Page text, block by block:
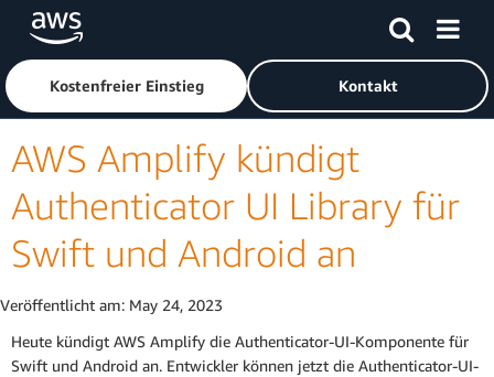
Überspringen zum Hauptinhalt
Klicken Sie hier, um zur Homepage von Amazon Web
Kostenfreier Einstieg Kontakt
AWS Amplify kündigt
Authenticator UI Library für
Swift und Android an
Veröffentlicht am: May 24, 2023
Heute kündigt AWS Amplify die Authenticator-UI-Komponente für
Swift und Android an. Entwickler können jetzt die Authenticator-UI-